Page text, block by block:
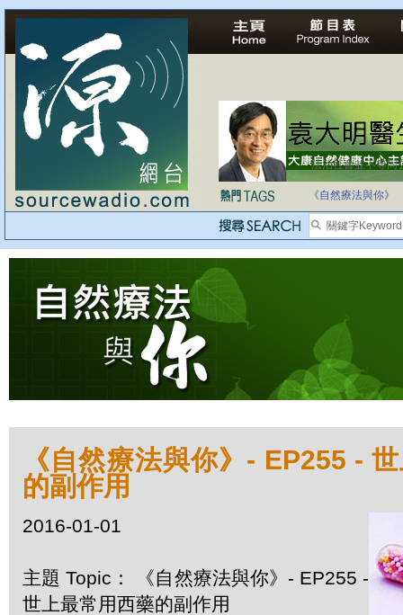
法治社會並不等同
《自然療法與你》
《自然療法與你》- EP255 -
的副作用
2016-01-01
主題 Topic： 《自然療法與你》- EP255 -
世上最常用西藥的副作用